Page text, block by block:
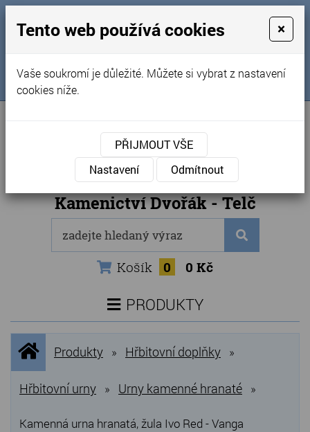
Obchodní podmínky
Kontakty
Naše kamenictví
Sledujte nás na FB
Internetový obchod
Kamenictví Dvořák - Telč
Košík 0 0 Kč
PRODUKTY
NOVINKY
NEJPRODÁVANĚJŠÍ
VÝPRODEJ
Produkty
Úvodní
stránka
Produkty » Hřbitovní doplňky »
Hřbitovní urny » Urny kamenné hranaté »
Kamenná urna hranatá, žula Ivo Red - Vanga
Tento web používá cookies ×
Vaše soukromí je důležité. Můžete si vybrat z nastavení
cookies níže.
PŘIJMOUT VŠE
Nastavení
Odmítnout